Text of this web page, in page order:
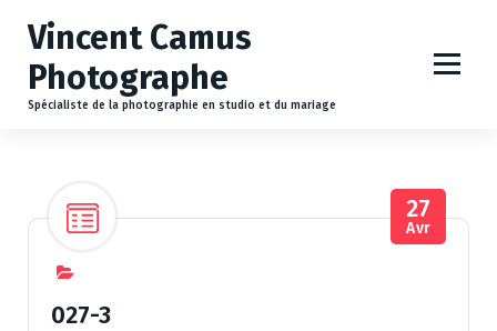
Vincent Camus
Photographe
Spécialiste de la photographie en studio et du mariage
27
Avr
027-3